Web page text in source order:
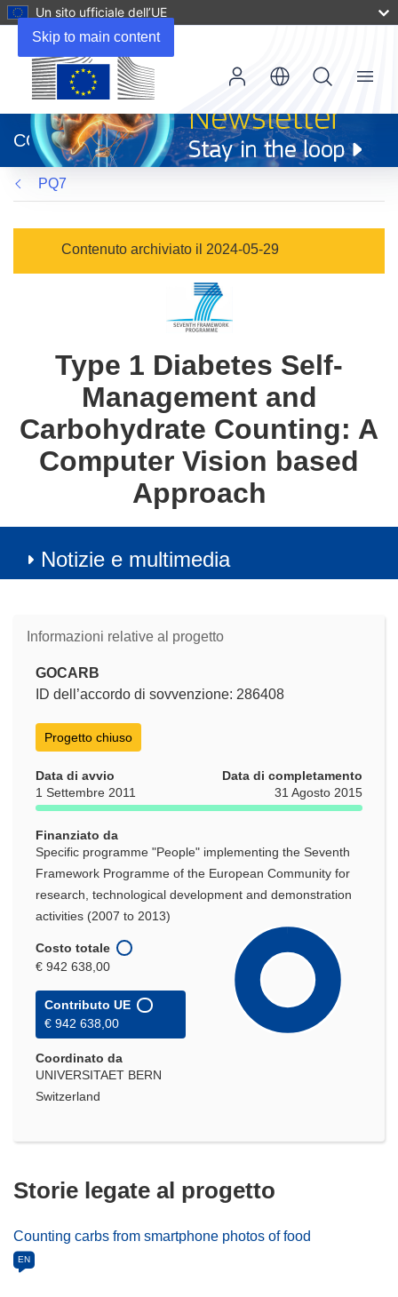
Skip to main content
Un sito ufficiale dell’UE
apre
in
una
nuova
finestra)
CORDIS
Menu
PQ7
Contenuto archiviato il 2024-05-29
Type 1 Diabetes Self-
Management and
Carbohydrate Counting: A
Computer Vision based
Approach
Notizie e multimedia
Informazioni relative al progetto
GOCARB
ID dell’accordo di sovvenzione: 286408
Progetto chiuso
Data di avvio
1 Settembre 2011
Data di completamento
31 Agosto 2015
Finanziato da
Specific programme "People" implementing the Seventh
Framework Programme of the European Community for
research, technological development and demonstration
activities (2007 to 2013)
Costo totale
€ 942 638,00
Contributo UE
€ 942 638,00
Coordinato da
UNIVERSITAET BERN
Switzerland
Storie legate al progetto
Counting carbs from smartphone photos of food
EN